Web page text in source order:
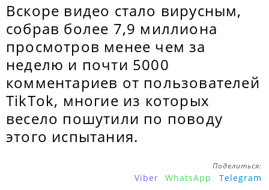
Вскоре видео стало вирусным,
собрав более 7,9 миллиона
просмотров менее чем за
неделю и почти 5000
комментариев от пользователей
TikTok, многие из которых
весело пошутили по поводу
этого испытания.
Поделиться:
Viber WhatsApp Telegram